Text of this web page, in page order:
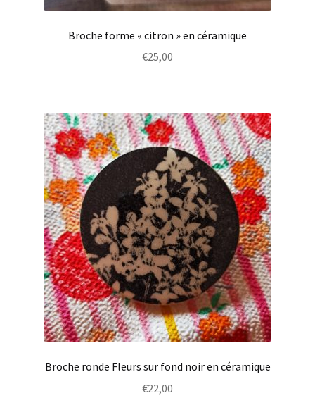
Broche forme « citron » en céramique
€25,00
Broche ronde Fleurs sur fond noir en céramique
€22,00